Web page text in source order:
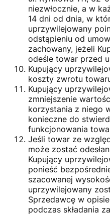
niezwłocznie, a w
14 dni od dnia, w
uprzywilejowany
odstąpieniu od
zachowany, jeżeli
odeśle towar przed
Kupujący
koszty zwrotu
Kupujący
zmniejszenie
korzystania z niego
konieczne do
funkcjonowania
Jeśli towar ze
może zostać
Kupujący
ponieść
szacowanej
uprzywilejowany
Sprzedawcę w
podczas składania